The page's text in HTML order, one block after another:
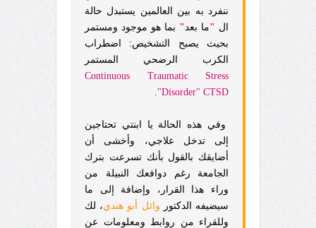
ننفرد به بين العالمين يستبدل حالة
ال "ما بعد " بما هو موجود ومستمر
بحيث يصبح التشخيص: اضطراب
الكرب الرضحي المستمر
Continuous Traumatic Stress
Disorder" CTSD"
وفي هذه الحالة يا ابنتي تحتاجين
إلى تدخل علاجي، وأخشى أن
أضايقك بالقول بأنك تسرعت بترك
الجامعة رغم دوافعك النبيلة من
وراء هذا القرار، وإضافة إلى ما
سيضيفه الدكتور وائل أبو هندي، لك
وللقراء من روابط ومعلومات عن